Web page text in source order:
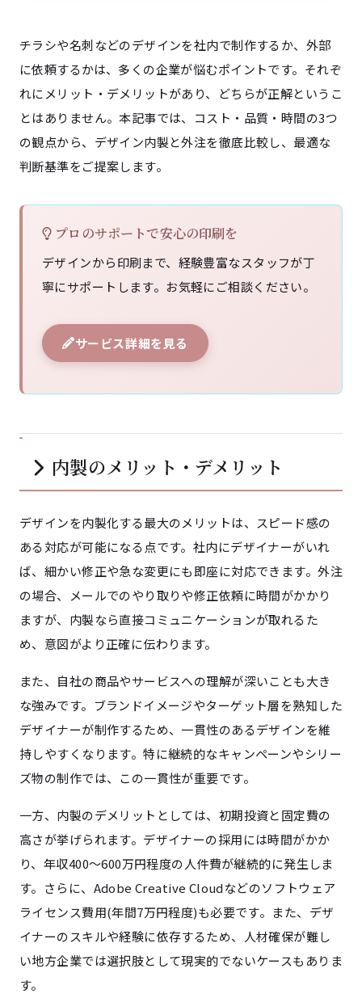
チラシや名刺などのデザインを社内で制作するか、外部
に依頼するかは、多くの企業が悩むポイントです。それぞ
れにメリット・デメリットがあり、どちらが正解というこ
とはありません。本記事では、コスト・品質・時間の3つ
の観点から、デザイン内製と外注を徹底比較し、最適な
判断基準をご提案します。
プロのサポートで安心の印刷を
デザインから印刷まで、経験豊富なスタッフが丁
寧にサポートします。お気軽にご相談ください。
サービス詳細を見る
内製のメリット・デメリット
デザインを内製化する最大のメリットは、スピード感の
ある対応が可能になる点です。社内にデザイナーがいれ
ば、細かい修正や急な変更にも即座に対応できます。外注
の場合、メールでのやり取りや修正依頼に時間がかかり
ますが、内製なら直接コミュニケーションが取れるた
め、意図がより正確に伝わります。
また、自社の商品やサービスへの理解が深いことも大き
な強みです。ブランドイメージやターゲット層を熟知した
デザイナーが制作するため、一貫性のあるデザインを維
持しやすくなります。特に継続的なキャンペーンやシリー
ズ物の制作では、この一貫性が重要です。
一方、内製のデメリットとしては、初期投資と固定費の
高さが挙げられます。デザイナーの採用には時間がかか
り、年収400〜600万円程度の人件費が継続的に発生しま
す。さらに、Adobe Creative Cloudなどのソフトウェア
ライセンス費用(年間7万円程度)も必要です。また、デザ
イナーのスキルや経験に依存するため、人材確保が難し
い地方企業では選択肢として現実的でないケースもありま
す。